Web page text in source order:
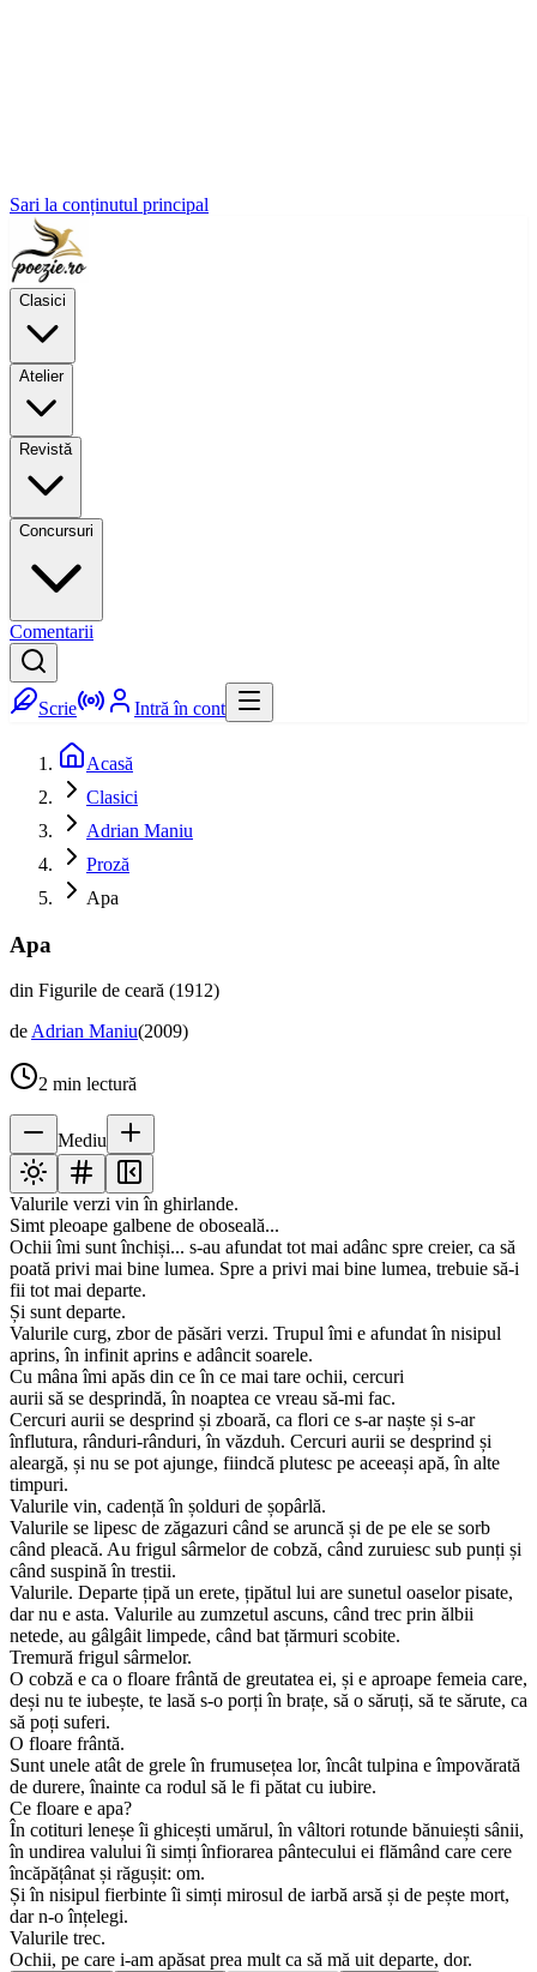
Sari la conținutul principal
Clasici
Atelier
Revistă
Concursuri
Comentarii
Scrie Intră în cont
Acasă
Clasici
Adrian Maniu
Proză
Apa
Apa
din Figurile de ceară (1912)
deAdrian Maniu(2009)
2 min lectură
Mediu
Valurile verzi vin în ghirlande.
Simt pleoape galbene de oboseală...
Ochii îmi sunt închiși... s-au afundat tot mai adânc spre creier, ca să
poată privi mai bine lumea. Spre a privi mai bine lumea, trebuie să-i
fii tot mai departe.
Și sunt departe.
Valurile curg, zbor de păsări verzi. Trupul îmi e afundat în nisipul
aprins, în infinit aprins e adâncit soarele.
Cu mâna îmi apăs din ce în ce mai tare ochii, cercuri
aurii să se desprindă, în noaptea ce vreau să-mi fac.
Cercuri aurii se desprind și zboară, ca flori ce s-ar naște și s-ar
înflutura, rânduri-rânduri, în văzduh. Cercuri aurii se desprind și
aleargă, și nu se pot ajunge, fiindcă plutesc pe aceeași apă, în alte
timpuri.
Valurile vin, cadență în șolduri de șopârlă.
Valurile se lipesc de zăgazuri când se aruncă și de pe ele se sorb
când pleacă. Au frigul sârmelor de cobză, când zuruiesc sub punți și
când suspină în trestii.
Valurile. Departe țipă un erete, țipătul lui are sunetul oaselor pisate,
dar nu e asta. Valurile au zumzetul ascuns, când trec prin ălbii
netede, au gâlgâit limpede, când bat țărmuri scobite.
Tremură frigul sârmelor.
O cobză e ca o floare frântă de greutatea ei, și e aproape femeia care,
deși nu te iubește, te lasă s-o porți în brațe, să o săruți, să te sărute, ca
să poți suferi.
O floare frântă.
Sunt unele atât de grele în frumusețea lor, încât tulpina e împovărată
de durere, înainte ca rodul să le fi pătat cu iubire.
Ce floare e apa?
În cotituri leneșe îi ghicești umărul, în vâltori rotunde bănuiești sânii,
în undirea valului îi simți înfiorarea pântecului ei flămând care cere
încăpățânat și răgușit: om.
Și în nisipul fierbinte îi simți mirosul de iarbă arsă și de pește mort,
dar n-o înțelegi.
Valurile trec.
Ochii, pe care i-am apăsat prea mult ca să mă uit departe, dor.